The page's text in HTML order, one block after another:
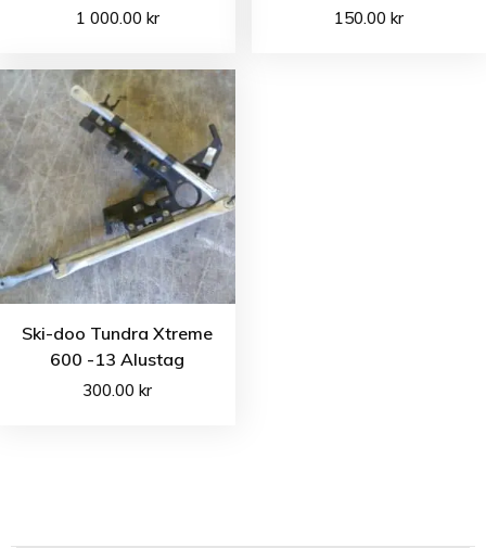
1 000.00 kr 150.00 kr
Ski-doo Tundra Xtreme
600 -13 Alustag
300.00kr